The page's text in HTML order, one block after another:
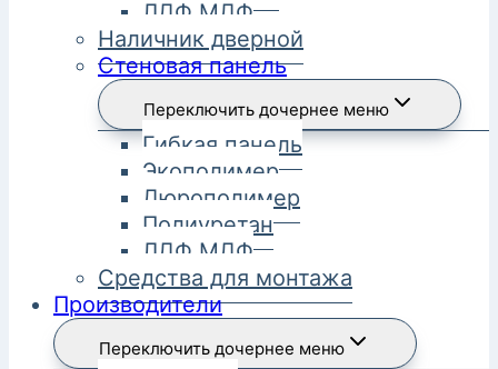
ЛДФ МДФ
Наличник дверной
Стеновая панель
Переключить дочернее меню
Гибкая панель
Экополимер
Дюрополимер
Полиуретан
ЛДФ МДФ
Средства для монтажа
Производители
Переключить дочернее меню